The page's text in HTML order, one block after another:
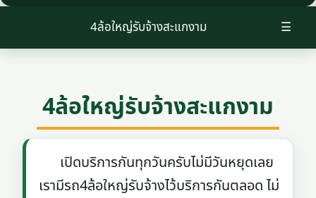
☰
4ล้อใหญ่รับจ้างสะแกงาม
4ล้อใหญ่รับจ้างสะแกงาม
เปิดบริการกันทุกวันครับไม่มีวันหยุดเลย
เรามีรถ4ล้อใหญ่รับจ้างไว้บริการกันตลอด ไม่